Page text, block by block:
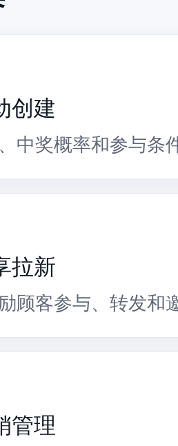
创建
中奖概率和参与条
拉新
顾客参与、转发和
管理